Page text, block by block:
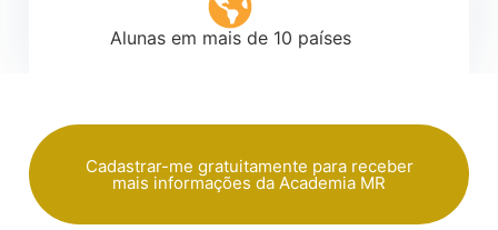
Alunas em mais de 10 países
Cadastrar-me gratuitamente para receber
mais informações da Academia MR